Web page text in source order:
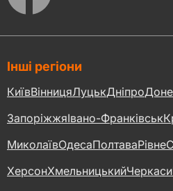
Інші регіони
КиївВінницяЛуцькДніпро
ЗапоріжжяІвано-Франківськ
МиколаївОдесаПолтаваРівне
ХерсонХмельницькийЧеркаси